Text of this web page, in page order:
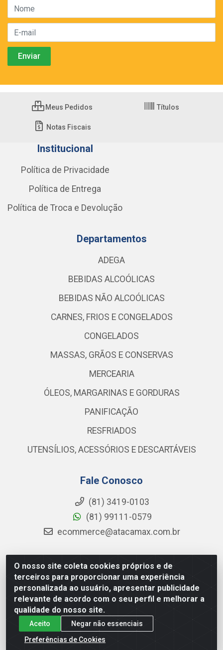
O nosso site coleta cookies próprios e de
terceiros para proporcionar uma experiência
personalizada ao usuário, apresentar publicidade
relevante de acordo com o seu perfil e melhorar a
qualidade do nosso site.
Aceito
Negar não essenciais
Preferências de Cookies
Meus Pedidos Títulos
Notas Fiscais
Institucional
Política de Privacidade
Política de Entrega
Política de Troca e Devolução
Departamentos
ADEGA
BEBIDAS ALCOÓLICAS
BEBIDAS NÃO ALCOÓLICAS
CARNES, FRIOS E CONGELADOS
CONGELADOS
MASSAS, GRÃOS E CONSERVAS
MERCEARIA
ÓLEOS, MARGARINAS E GORDURAS
PANIFICAÇÃO
RESFRIADOS
UTENSÍLIOS, ACESSÓRIOS E DESCARTÁVEIS
Fale Conosco
(81) 3419-0103
(81) 99111-0579
ecommerce@atacamax.com.br
Atacamax Importadora de Alimentos LTDA - RODOVIA BR-
101 - SUL, KM 79,60 GP E GALPAO:D - Muribeca, Jaboatão dos
Guararapes - PE, 54355-010 - CNPJ 08.305.623/0001-84